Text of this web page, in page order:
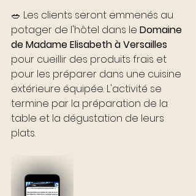
🥗 Les clients seront emmenés au
potager de l'hôtel dans le Domaine
de Madame Elisabeth à Versailles
pour cueillir des produits frais et
pour les préparer dans une cuisine
extérieure équipée. L'activité se
termine par la préparation de la
table et la dégustation de leurs
plats.